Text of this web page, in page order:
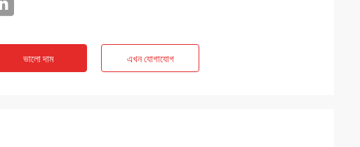
ভালো দাম এখন যোগাযোগ